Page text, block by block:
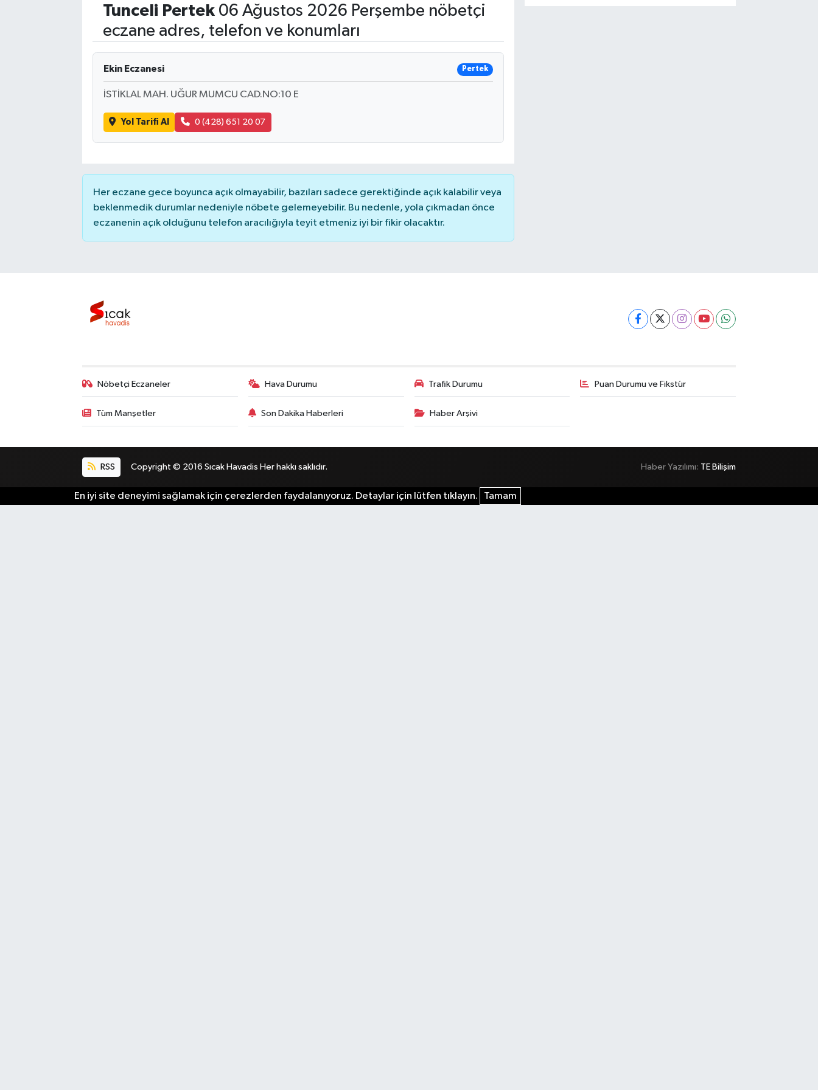
Tunceli Pertek06 Ağustos 2026 Perşembe nöbetçi
eczane adres, telefon ve konumları
Ekin Eczanesi Pertek
İSTİKLAL MAH. UĞUR MUMCU CAD.NO:10 E
Yol Tarifi Al 0 (428) 651 20 07
Her eczane gece boyunca açık olmayabilir, bazıları sadece gerektiğinde açık kalabilir veya
beklenmedik durumlar nedeniyle nöbete gelemeyebilir. Bu nedenle, yola çıkmadan önce
eczanenin açık olduğunu telefon aracılığıyla teyit etmeniz iyi bir fikir olacaktır.
Nöbetçi Eczaneler Hava Durumu Trafik Durumu Puan Durumu ve Fikstür
Tüm Manşetler Son Dakika Haberleri Haber Arşivi
RSS Copyright © 2016 Sıcak Havadis Her hakkı saklıdır. Haber Yazılımı: TE Bilişim
En iyi site deneyimi sağlamak için çerezlerden faydalanıyoruz. Detaylar için lütfen tıklayın. Tamam
Kültür & Sanat
Bilim, Teknoloji